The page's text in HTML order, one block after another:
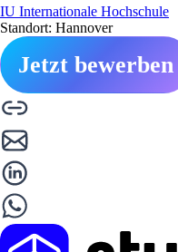
IU Internationale Hochschule
Standort: Hannover
Jetzt bewerben